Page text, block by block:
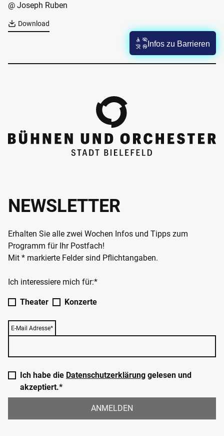
@ Joseph Ruben
Download
NEWSLETTER
Erhalten Sie alle zwei Wochen Infos und Tipps zum
Programm für Ihr Postfach!
Mit * markierte Felder sind Pflichtangaben.
Ich interessiere mich für:*
Theater Konzerte
E-Mail Adresse*
Ich habe die Datenschutzerklärung gelesen und
akzeptiert.*
ANMELDEN
Infos zu Barrieren